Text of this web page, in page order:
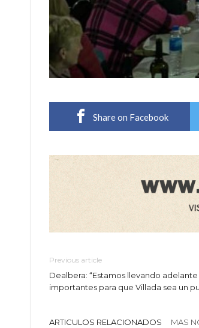
Share on Facebook
Previous article
Dealbera: “Estamos llevando
importantes para que Villada sea un
ARTICULOS RELACIONADOS MAS